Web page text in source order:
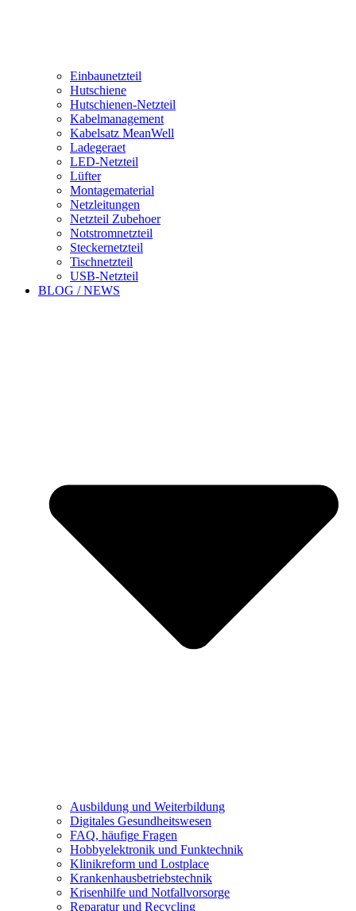
Einbaunetzteil
Hutschiene
Hutschienen-Netzteil
Kabelmanagement
Kabelsatz MeanWell
Ladegeraet
LED-Netzteil
Lüfter
Montagematerial
Netzleitungen
Netzteil Zubehoer
Notstromnetzteil
Steckernetzteil
Tischnetzteil
USB-Netzteil
BLOG / NEWS
Ausbildung und Weiterbildung
Digitales Gesundheitswesen
FAQ, häufige Fragen
Hobbyelektronik und Funktechnik
Klinikreform und Lostplace
Krankenhausbetriebstechnik
Krisenhilfe und Notfallvorsorge
Reparatur und Recycling